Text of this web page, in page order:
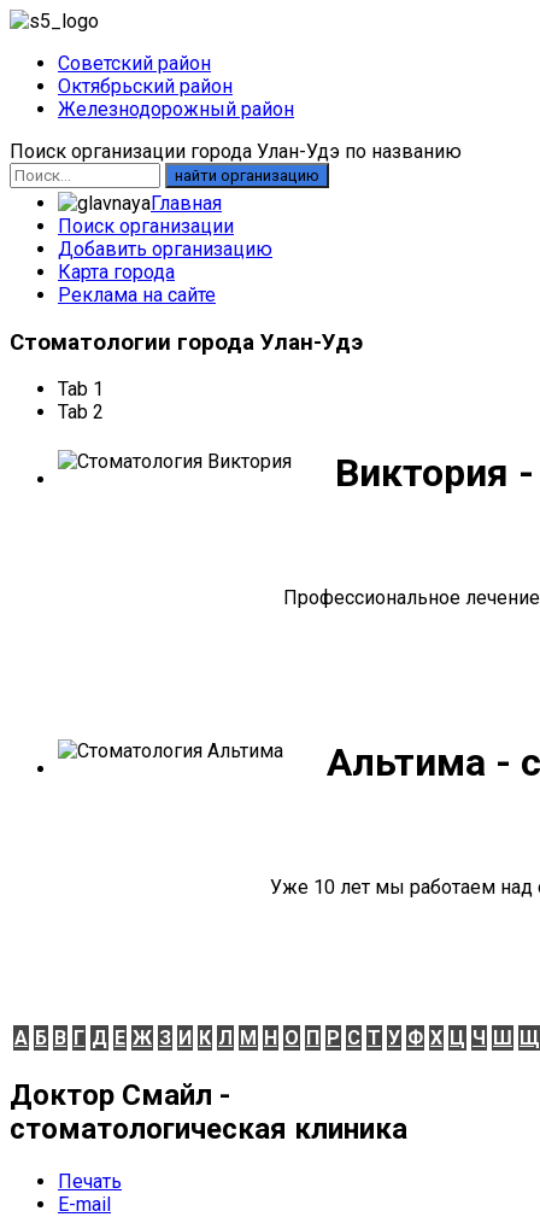
Советский район
Октябрьский район
Железнодорожный район
Поиск организации города Улан-Удэ по названию
найти организацию
Главная
Поиск организации
Добавить организацию
Карта города
Реклама на сайте
Стоматологии города Улан-Удэ
Tab 1
Tab 2
Виктория
Профессиональное
Альтима -
Уже 10 лет мы работаем над
А Б В Г Д Е Ж З И К Л М Н О П Р С Т У Ф Х Ц Ч Ш Щ
Доктор Смайл -
стоматологическая клиника
Печать
E-mail